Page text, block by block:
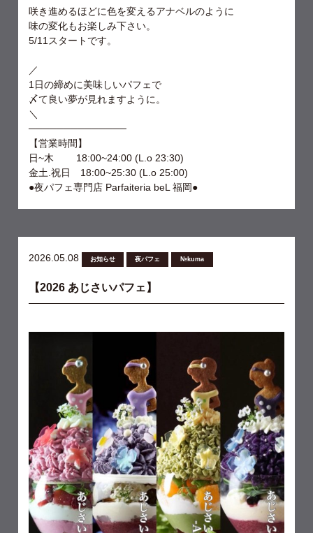
咲き進めるほどに色を変えるアナベルのように
味の変化もお楽しみ下さい。
5/11スタートです。
／
1日の締めに美味しいパフェで
〆て良い夢が見れますように。
＼
──────────────
【営業時間】
日~木 18:00~24:00 (L.o 23:30)
金土.祝日 18:00~25:30 (L.o 25:00)
●夜パフェ専門店 Parfaiteria beL 福岡●
2026.05.08 お知らせ 夜パフェ №kuma
【2026 あじさいパフェ】